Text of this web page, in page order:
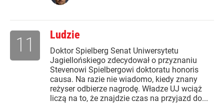
Ludzie
Doktor Spielberg Senat Uniwersytetu
Jagiellońskiego zdecydował o przyznaniu
Stevenowi Spielbergowi doktoratu honoris
causa. Na razie nie wiadomo, kiedy znany
reżyser odbierze nagrodę. Władze UJ wciąż
liczą na to, że znajdzie czas na przyjazd do...
11